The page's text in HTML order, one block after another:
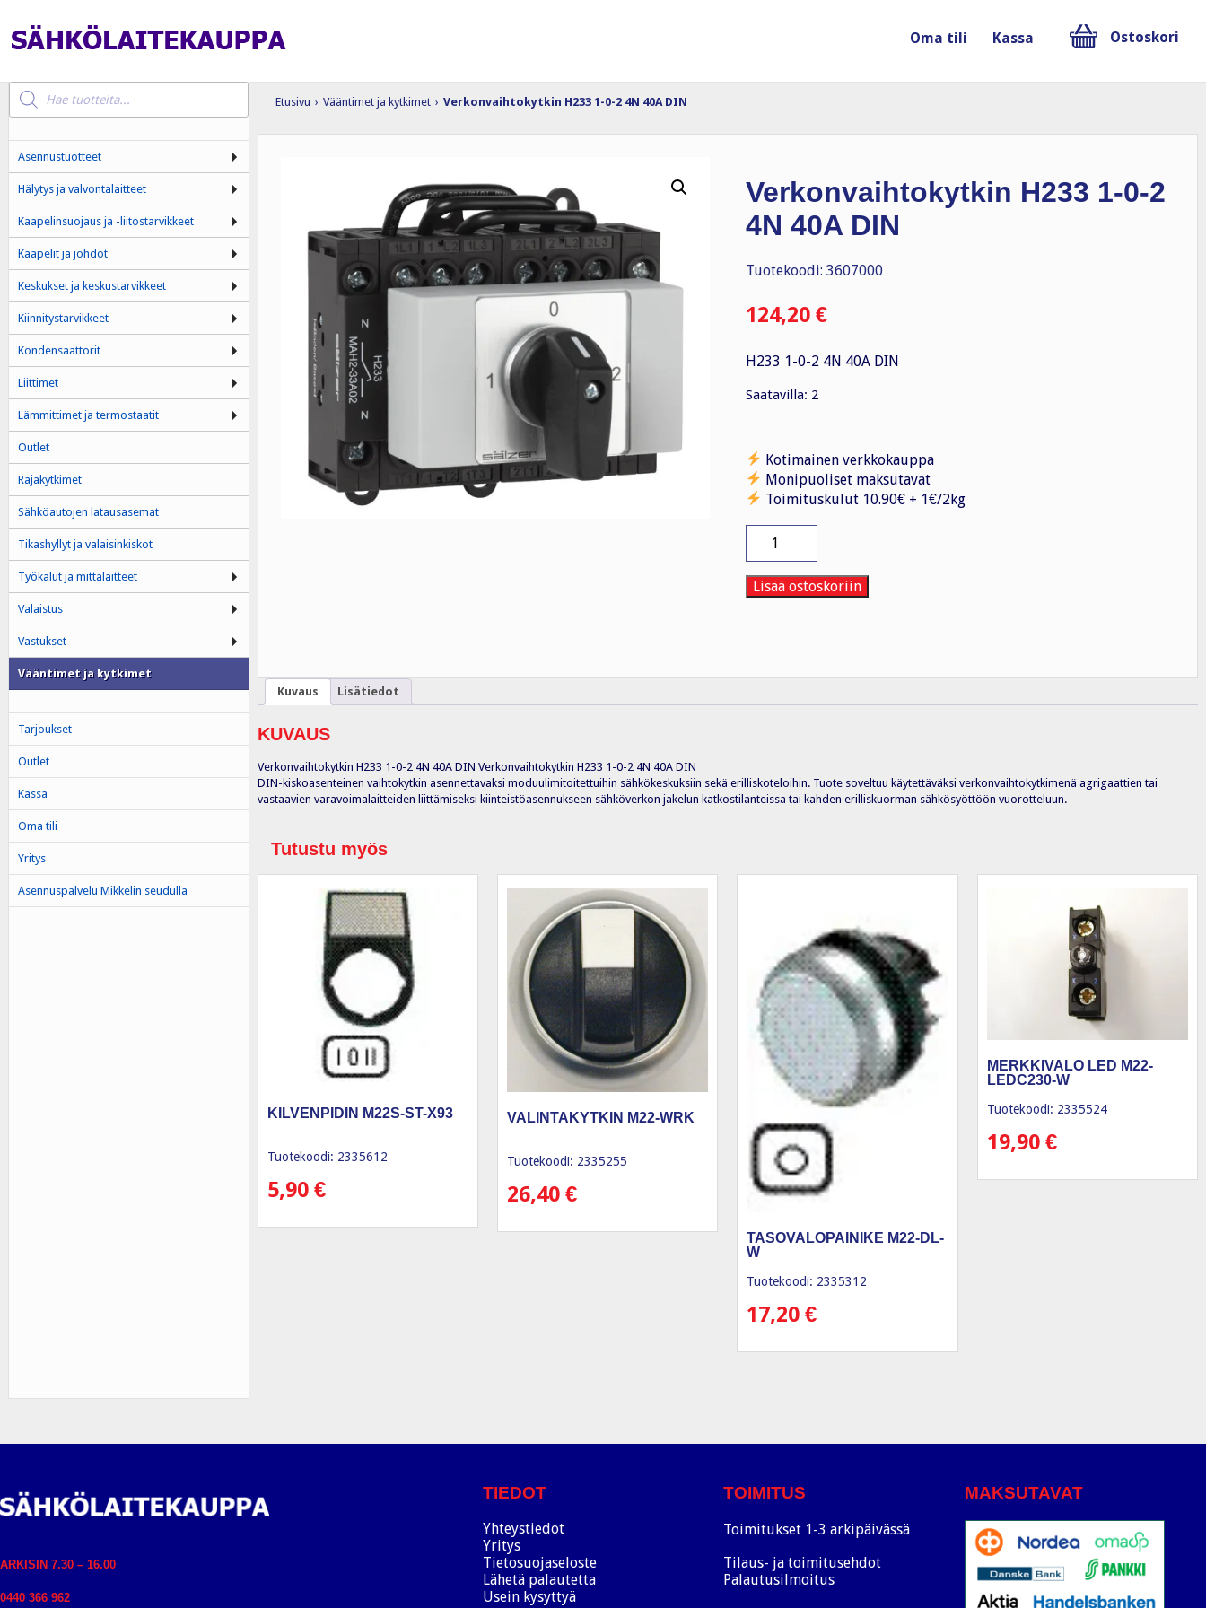
Oma tili Kassa Ostoskori
Etusivu › Vääntimet ja kytkimet › Verkonvaihtokytkin H233 1-0-2 4N 40A DIN
Verkonvaihtokytkin H233 1-0-2
4N 40A DIN
Tuotekoodi: 3607000
124,20 €
H233 1-0-2 4N 40A DIN
Saatavilla: 2
Kotimainen verkkokauppa
Monipuoliset maksutavat
Toimituskulut 10.90€ + 1€/2kg
H233
1-
0-
2
Lisää ostoskoriin
Kuvaus Lisätiedot
KUVAUS
Verkonvaihtokytkin H233 1-0-2 4N 40A DIN Verkonvaihtokytkin H233 1-0-2 4N 40A DIN
DIN-kiskoasenteinen vaihtokytkin asennettavaksi moduulimitoitettuihin sähkökeskuksiin sekä erilliskoteloihin. Tuote soveltuu käytettäväksi verkonvaihtokytkimenä agrigaattien tai
vastaavien varavoimalaitteiden liittämiseksi kiinteistöasennukseen sähköverkon jakelun katkostilanteissa tai kahden erilliskuorman sähkösyöttöön vuorotteluun.
Tutustu myös
KILVENPIDIN M22S-ST-X93
Tuotekoodi: 2335612
5,90 €
VALINTAKYTKIN M22-WRK
Tuotekoodi: 2335255
26,40€
TASOVALOPAINIKE M22-DL-
W
Tuotekoodi: 2335312
17,20€
MERKKIVALO LED M22-
LEDC230-W
Tuotekoodi: 2335524
19,90 €
Products
search
Asennustuotteet
Hälytys ja valvontalaitteet
Kaapelinsuojaus ja -liitostarvikkeet
Kaapelit ja johdot
Keskukset ja keskustarvikkeet
Kiinnitystarvikkeet
Kondensaattorit
Liittimet
Lämmittimet ja termostaatit
Outlet
Rajakytkimet
Sähköautojen latausasemat
Tikashyllyt ja valaisinkiskot
Työkalut ja mittalaitteet
Valaistus
Vastukset
Vääntimet ja kytkimet
Tarjoukset
Outlet
Kassa
Oma tili
Yritys
Asennuspalvelu Mikkelin seudulla
ARKISIN 7.30 – 16.00
0440 366 962
TIEDOT
Yhteystiedot
Yritys
Tietosuojaseloste
Lähetä palautetta
Usein kysyttyä
TOIMITUS
Toimitukset 1-3 arkipäivässä
Tilaus- ja toimitusehdot
Palautusilmoitus
MAKSUTAVAT